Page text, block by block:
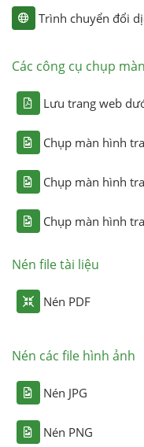
Trình chuyển đổi
Các công cụ chụp
Lưu trang web
Chụp màn hình
Chụp màn hình
Chụp màn hình
Nén file tài liệu
Nén PDF
Nén các file hình ảnh
Nén JPG
Nén PNG